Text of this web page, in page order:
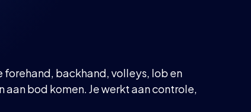
backhand, volleys, lob en
bod komen. Je werkt aan controle,